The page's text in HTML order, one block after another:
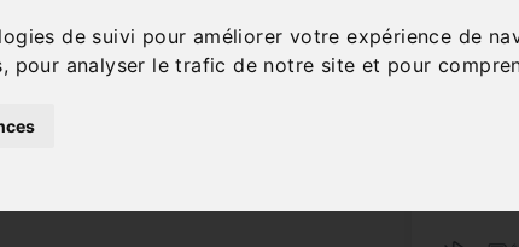
de suivi pour améliorer votre expérience de
pour analyser le trafic de notre site et pour
2.5
Réf. ARV